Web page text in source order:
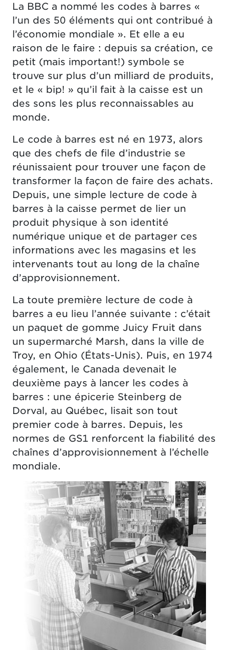
La BBC a nommé les codes à barres «
l’un des 50 éléments qui ont contribué à
l’économie mondiale ». Et elle a eu
raison de le faire : depuis sa création, ce
petit (mais important!) symbole se
trouve sur plus d’un milliard de produits,
et le « bip! » qu’il fait à la caisse est un
des sons les plus reconnaissables au
monde.
Le code à barres est né en 1973, alors
que des chefs de file d’industrie se
réunissaient pour trouver une façon de
transformer la façon de faire des achats.
Depuis, une simple lecture de code à
barres à la caisse permet de lier un
produit physique à son identité
numérique unique et de partager ces
informations avec les magasins et les
intervenants tout au long de la chaîne
d’approvisionnement.
La toute première lecture de code à
barres a eu lieu l’année suivante : c’était
un paquet de gomme Juicy Fruit dans
un supermarché Marsh, dans la ville de
Troy, en Ohio (États-Unis). Puis, en 1974
également, le Canada devenait le
deuxième pays à lancer les codes à
barres : une épicerie Steinberg de
Dorval, au Québec, lisait son tout
premier code à barres. Depuis, les
normes de GS1 renforcent la fiabilité des
chaînes d’approvisionnement à l’échelle
mondiale.